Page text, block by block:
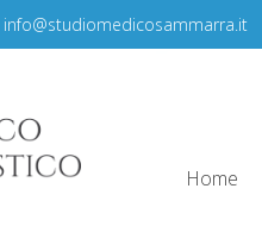
info@studiomedicosammarra.it
Home